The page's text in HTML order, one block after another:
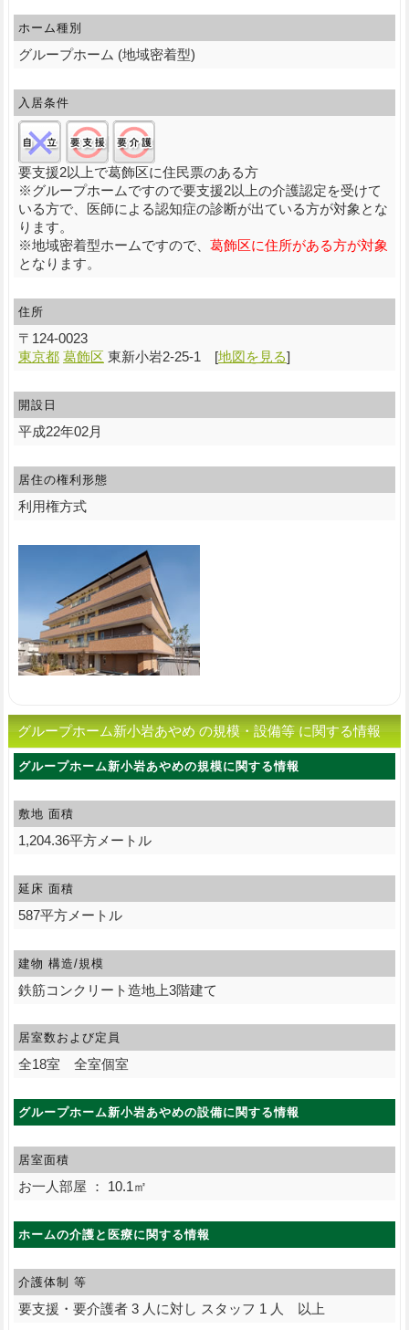
ホーム種別
グループホーム (地域密着型)
入居条件
要支援2以上で葛飾区に住民票のある方
※グループホームですので要支援2以上の介護認定を受けて
いる方で、医師による認知症の診断が出ている方が対象とな
ります。
※地域密着型ホームですので、 葛飾区に住所がある方が対象
となります。
住所
〒 124-0023
東京都 葛飾区 東新小岩2-25-1 [地図を見る]
開設日
平成22年02月
居住の権利形態
利用権方式
グループホーム新小岩あやめ の規模・設備等 に関する情報
グループホーム新小岩あやめの規模に関する情報
敷地 面積
1,204.36平方メートル
延床 面積
587平方メートル
建物 構造/規模
鉄筋コンクリート造地上3階建て
居室数および定員
全18室 全室個室
グループホーム新小岩あやめの設備に関する情報
居室面積
お一人部屋 ： 10.1㎡
ホームの介護と医療に関する情報
介護体制 等
要支援・要介護者 3 人に対し スタッフ 1 人 以上